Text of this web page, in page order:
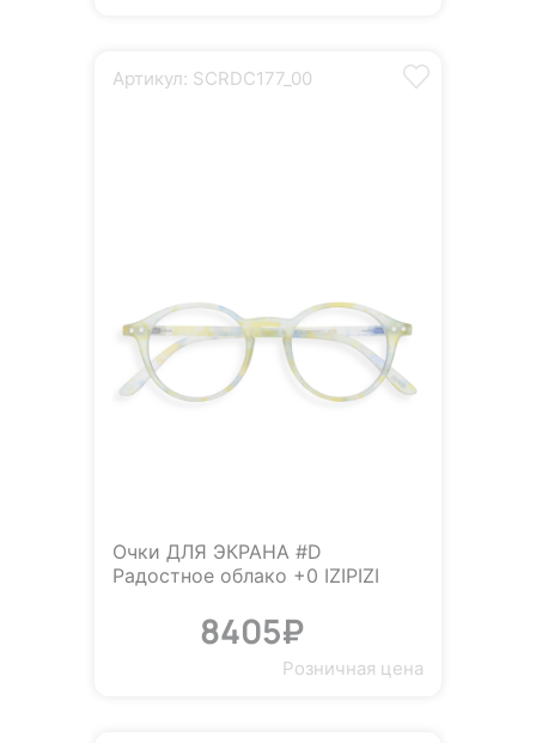
Артикул: SCRDC177_00
Очки ДЛЯ ЭКРАНА #D
Радостное облако +0 IZIPIZI
8405₽
Розничная цена